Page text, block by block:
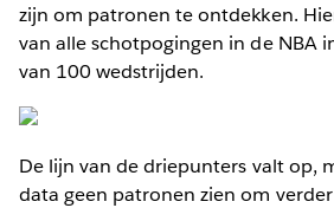
zijn om patronen te ontdekken.
van alle schotpogingen in de NBA
van 100 wedstrijden.
De lijn van de driepunters valt op,
data geen patronen zien om